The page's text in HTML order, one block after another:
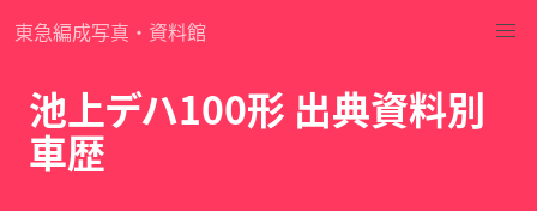
東急編成写真・資料館
池上デハ100形 出典資料別
車歴